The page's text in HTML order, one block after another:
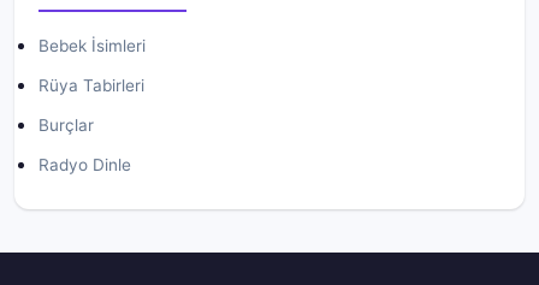
Bebek İsimleri
Rüya Tabirleri
Burçlar
Radyo Dinle